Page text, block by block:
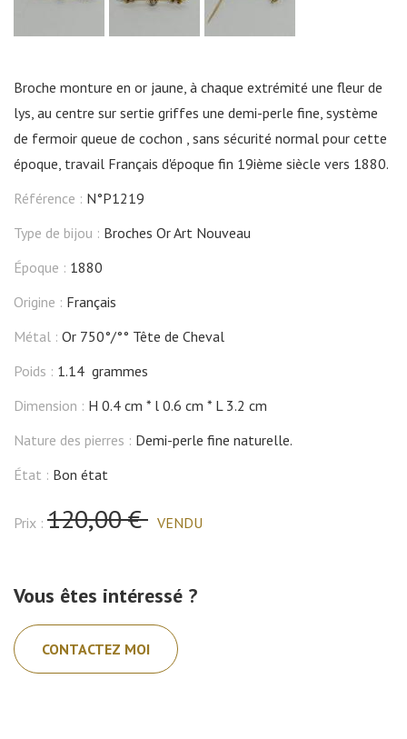
Broche monture en or jaune, à chaque extrémité une fleur de
lys, au centre sur sertie griffes une demi-perle fine, système
de fermoir queue de cochon , sans sécurité normal pour cette
époque, travail Français d'époque fin 19ième siècle vers 1880.
Référence : N°P1219
Type de bijou : Broches Or Art Nouveau
Époque : 1880
Origine : Français
Métal : Or 750°/°° Tête de Cheval
Poids : 1.14 grammes
Dimension : H 0.4 cm l 0.6 cm
L 3.2 cm
Nature des pierres : Demi-perle fine naturelle.
État : Bon état
Prix : 120,00 € VENDU
Vous êtes intéressé ?
CONTACTEZ MOI